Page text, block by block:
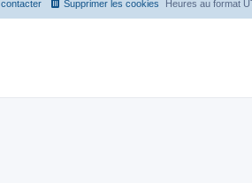
Heures au format
Supprimer les cookies